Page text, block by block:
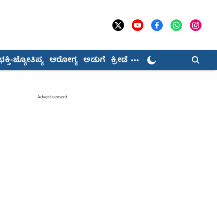
ಜ್ಯೋತಿಷ್ಯ ಆರೋಗ್ಯ ಅಡುಗೆ ಕ್ರೀಡೆ
Advertisement